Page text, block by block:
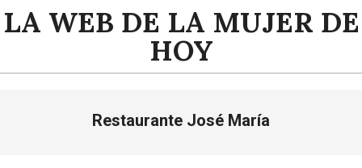
Saltar
alLA WEB DE LA MUJER DE
HOY
Restaurante José María